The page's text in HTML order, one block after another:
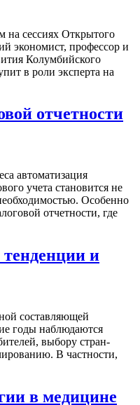
на сессиях Открытого
экономист, профессор и
Колумбийского
в роли эксперта на
отчетности
автоматизация
учета становится не
Особенно
отчетности, где
и
составляющей
годы наблюдаются
выбору стран-
В частности,
в медицине